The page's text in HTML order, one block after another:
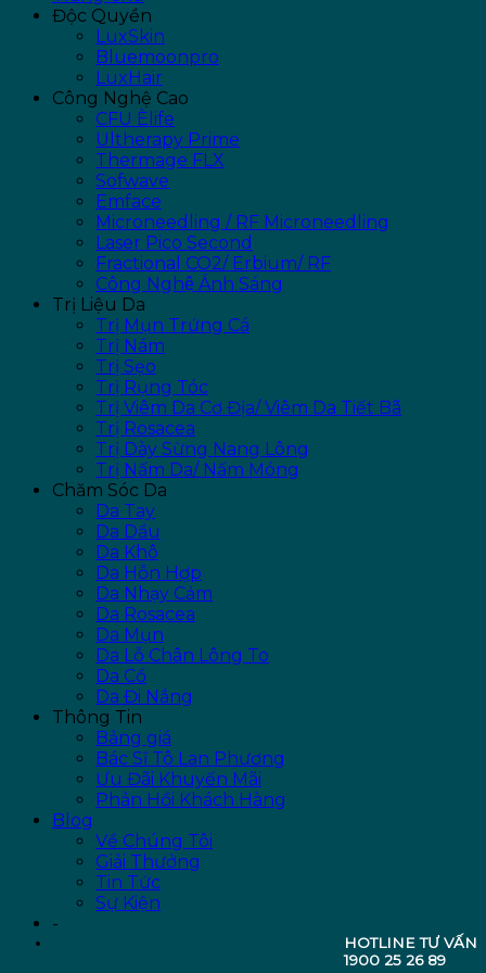
Độc Quyền
LuxSkin
Bluemoonpro
LuxHair
Công Nghệ Cao
CFU Èlife
Ultherapy Prime
Thermage FLX
Sofwave
Emface
Microneedling / RF Microneedling
Laser Pico Second
Fractional CO2/ Erbium/ RF
Công Nghệ Ánh Sáng
Trị Liệu Da
Trị Mụn Trứng Cá
Trị Nám
Trị Sẹo
Trị Rụng Tóc
Trị Viêm Da Cơ Địa/ Viêm Da Tiết Bã
Trị Rosacea
Trị Dày Sừng Nang Lông
Trị Nấm Da/ Nấm Móng
Chăm Sóc Da
Da Tay
Da Dầu
Da Khô
Da Hỗn Hợp
Da Nhạy Cảm
Da Rosacea
Da Mụn
Da Lỗ Chân Lông To
Da Cổ
Da Đi Nắng
Thông Tin
Bảng giá
Bác Sĩ Tô Lan Phương
Ưu Đãi Khuyến Mãi
Phản Hồi Khách Hàng
Blog
Về Chúng Tôi
Giải Thưởng
Tin Tức
Sự Kiện
-
HOTLINE TƯ VẤN
1900 25 26 89